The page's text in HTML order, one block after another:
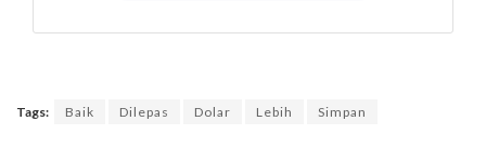
Tags: Baik Dilepas Dolar Lebih Simpan